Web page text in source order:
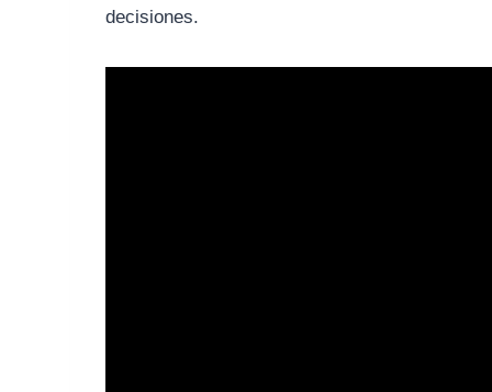
decisiones.